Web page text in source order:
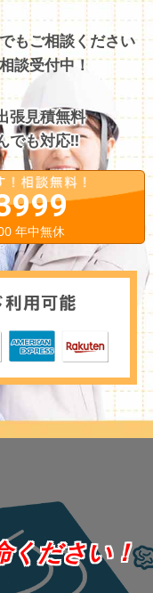
もご相談ください
談受付中！
張見積無料
でも対応!!
年中無休
ください！